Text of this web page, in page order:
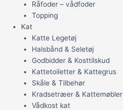
Råfoder – vådfoder
Topping
Kat
Katte Legetøj
Halsbånd & Seletøj
Godbidder & Kosttilskud
Kattetoiletter & Kattegrus
Skåle & Tilbehør
Kradsetræer & Kattemøbler
Vådkost kat